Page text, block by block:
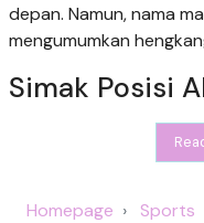
depan. Namun, nama
mengumumkan
Simak Posisi
Homepage
Sports